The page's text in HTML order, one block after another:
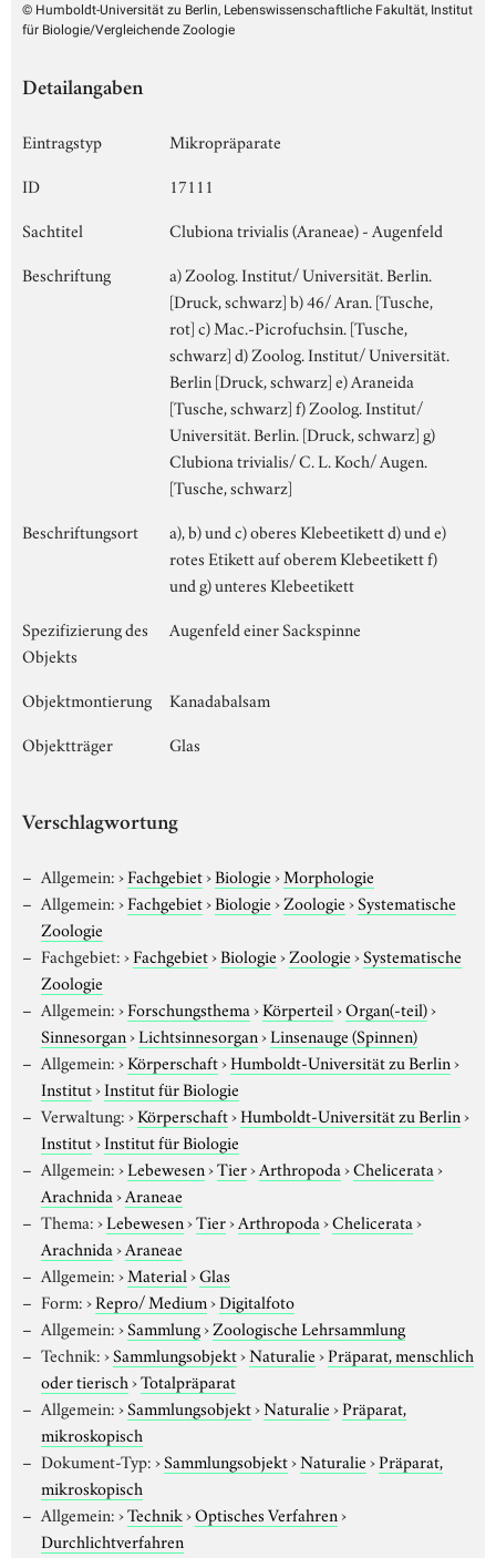
© Humboldt-Universität zu Berlin, Lebenswissenschaftliche Fakultät, Institut
für Biologie/Vergleichende Zoologie
Detailangaben
Eintragstyp
Mikropräparate
ID
17111
Sachtitel
Clubiona trivialis (Araneae) - Augenfeld
Beschriftung
a) Zoolog. Institut/ Universität. Berlin.
[Druck, schwarz] b) 46/ Aran. [Tusche,
rot] c) Mac.-Picrofuchsin. [Tusche,
schwarz] d) Zoolog. Institut/ Universität.
Berlin [Druck, schwarz] e) Araneida
[Tusche, schwarz] f) Zoolog. Institut/
Universität. Berlin. [Druck, schwarz] g)
Clubiona trivialis/ C. L. Koch/ Augen.
[Tusche, schwarz]
Beschriftungsort
a), b) und c) oberes Klebeetikett d) und e)
rotes Etikett auf oberem Klebeetikett f)
und g) unteres Klebeetikett
Spezifizierung des
Objekts
Augenfeld einer Sackspinne
Objektmontierung
Kanadabalsam
Objektträger
Glas
Verschlagwortung
Allgemein:›Fachgebiet›Biologie›Morphologie
Allgemein:›Fachgebiet›Biologie›Zoologie›Systematische
Zoologie
Fachgebiet:›Fachgebiet›Biologie›Zoologie›Systematische
Zoologie
Allgemein:›Forschungsthema›Körperteil›Organ(-teil)›
Sinnesorgan›Lichtsinnesorgan›Linsenauge (Spinnen)
Allgemein:›Körperschaft›Humboldt-Universität zu Berlin›
Institut›Institut für Biologie
Verwaltung:›Körperschaft›Humboldt-Universität zu Berlin›
Institut›Institut für Biologie
Allgemein:›Lebewesen›Tier›Arthropoda›Chelicerata›
Arachnida›Araneae
Thema:›Lebewesen›Tier›Arthropoda›Chelicerata›
Arachnida›Araneae
Allgemein:›Material›Glas
Form:›Repro/ Medium›Digitalfoto
Allgemein:›Sammlung›Zoologische Lehrsammlung
Technik:›Sammlungsobjekt›Naturalie›Präparat, menschlich
oder tierisch›Totalpräparat
Allgemein:›Sammlungsobjekt›Naturalie›Präparat,
mikroskopisch
Dokument-Typ:›Sammlungsobjekt›Naturalie›Präparat,
mikroskopisch
Allgemein:›Technik›Optisches Verfahren›
Durchlichtverfahren